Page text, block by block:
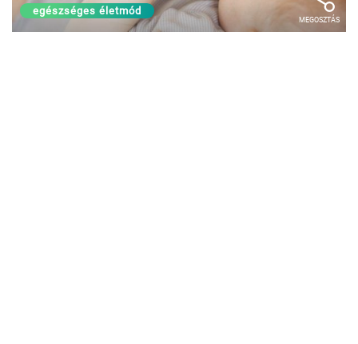
egészséges életmód
MEGOSZTÁS